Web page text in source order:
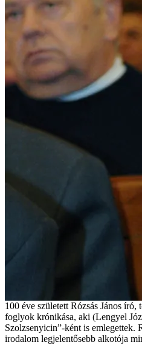
100 éve született Rózsás János író,
foglyok krónikása, aki (Lengyel
Szolzsenyicin”-ként is emlegettek.
irodalom legjelentősebb alkotója